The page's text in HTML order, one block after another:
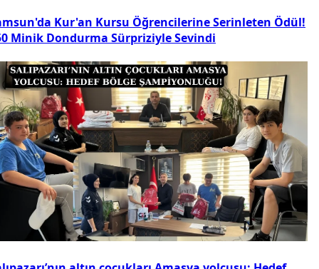
Kur'an Kursu Öğrencilerine Serinleten Ödül!
Minik Dondurma Sürpriziyle Sevindi